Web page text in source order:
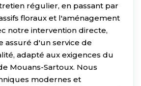
régulier, en passant par
floraux et l'aménagement
notre intervention directe,
assuré d'un service de
adapté aux exigences du
Mouans-Sartoux. Nous
modernes et